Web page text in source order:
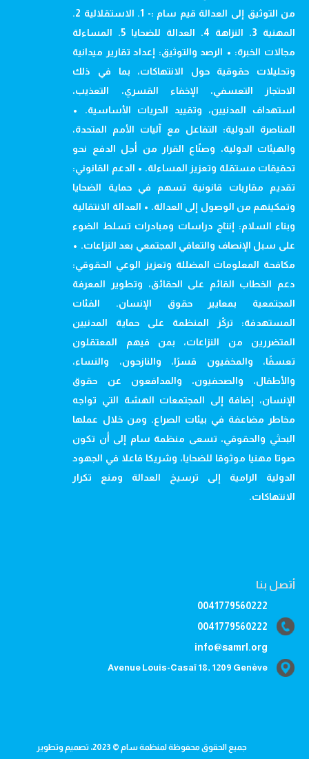
من التوثيق إلى العدالة قيم سام :- 1. الاستقلالية 2.
المهنية 3. النزاهة 4. العدالة للضحايا 5. المساءلة
مجالات الخبرة: • الرصد والتوثيق: إعداد تقارير ميدانية
وتحليلات حقوقية حول الانتهاكات، بما في ذلك
الاحتجاز التعسفي، الإخفاء القسري، التعذيب،
استهداف المدنيين، وتقييد الحريات الأساسية. •
المناصرة الدولية: التفاعل مع آليات الأمم المتحدة،
والهيئات الدولية، وصنّاع القرار من أجل الدفع نحو
تحقيقات مستقلة وتعزيز المساءلة. • الدعم القانوني:
تقديم مقاربات قانونية تسهم في حماية الضحايا
وتمكينهم من الوصول إلى العدالة. • العدالة الانتقالية
وبناء السلام: إنتاج دراسات ومبادرات تسلط الضوء
على سبل الإنصاف والتعافي المجتمعي بعد النزاعات. •
مكافحة المعلومات المضللة وتعزيز الوعي الحقوقي:
دعم الخطاب القائم على الحقائق، وتطوير المعرفة
المجتمعية بمعايير حقوق الإنسان. الفئات
المستهدفة: تركّز المنظمة على حماية المدنيين
المتضررين من النزاعات، بمن فيهم المعتقلون
تعسفًا، والمخفيون قسرًا، والنازحون، والنساء،
والأطفال، والصحفيون، والمدافعون عن حقوق
الإنسان، إضافة إلى المجتمعات الهشة التي تواجه
مخاطر مضاعفة في بيئات الصراع. ومن خلال عملها
البحثي والحقوقي، تسعى منظمة سام إلى أن تكون
صوتا مهنيا موثوقا للضحايا، وشريكا فاعلا في الجهود
الدولية الرامية إلى ترسيخ العدالة ومنع تكرار
الانتهاكات.
أتصل بنا
0041779560222
0041779560222
info@samrl.org
Avenue Louis-Casaï 18, 1209 Genève
جميع الحقوق محفوظة لمنظمة سام © 2023، تصميم وتطوير